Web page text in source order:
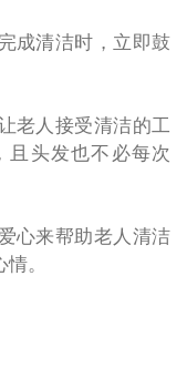
成清洁时，立即鼓
老人接受清洁的工
且头发也不必每次
心来帮助老人清洁
。